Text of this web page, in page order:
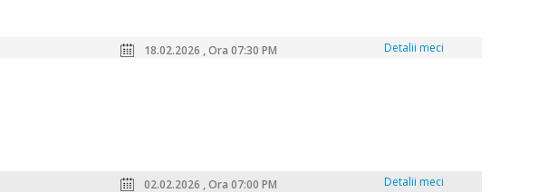
18.02.2026 , Ora 07:30 PM Detalii meci
02.02.2026 , Ora 07:00 PM Detalii meci